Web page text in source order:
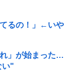
るの！」←いや
」が始まった…
い"